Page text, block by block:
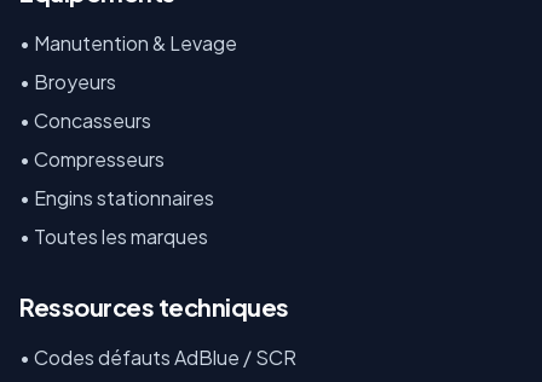
• Manutention & Levage
• Broyeurs
• Concasseurs
• Compresseurs
• Engins stationnaires
• Toutes les marques
Ressources techniques
• Codes défauts AdBlue / SCR